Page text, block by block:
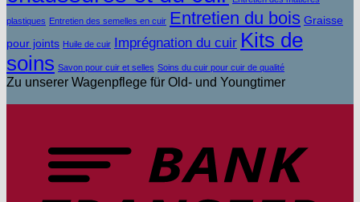
plastiques Entretien des semelles en cuir Entretien du bois Graisse
pour joints Huile de cuir Imprégnation du cuir Kits de
soins Savon pour cuir et selles Soins du cuir pour cuir de qualité
Zu unserer Wagenpflege für Old- und Youngtimer